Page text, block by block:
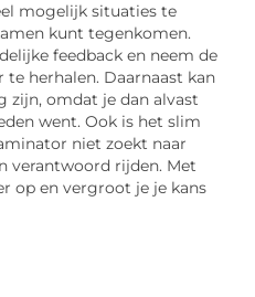
mogelijk situaties te
kunt tegenkomen.
feedback en neem de
herhalen. Daarnaast kan
zijn, omdat je dan alvast
went. Ook is het slim
niet zoekt naar
verantwoord rijden. Met
op en vergroot je je kans